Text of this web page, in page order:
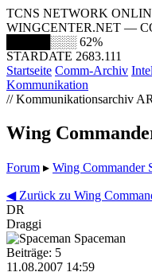
TCNS NETWORK
WINGCENTER.NET —
█████░░░ 62%
STARDATE 2683.111
Startseite Comm-Archiv
Kommunikation
// Kommunikationsarchiv
Wing
Forum ▸ Wing Commander
◀ Zurück zu Wing
DR
Draggi
Spaceman
Beiträge: 5
11.08.2007 14:59